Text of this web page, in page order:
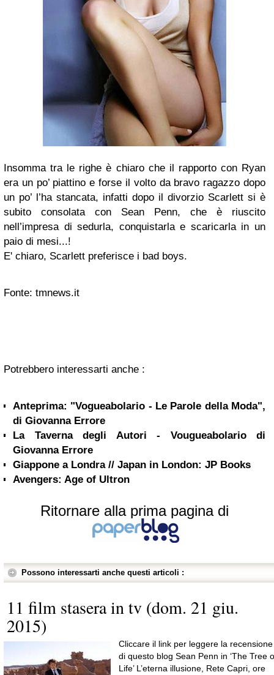
Insomma tra le righe è chiaro che il rapporto con Ryan
era un po’ piattino e forse il volto da bravo ragazzo dopo
un po’ l’ha stancata, infatti dopo il divorzio Scarlett si è
subito consolata con Sean Penn, che è riuscito
nell’impresa di sedurla, conquistarla e scaricarla in un
paio di mesi...!
E' chiaro, Scarlett preferisce i bad boys.
Fonte: tmnews.it
Potrebbero interessarti anche :
Anteprima: "Vogueabolario - Le Parole della Moda",
di Giovanna Errore
La Taverna degli Autori - Vougueabolario di
Giovanna Errore
Giappone a Londra // Japan in London: JP Books
Avengers: Age of Ultron
Ritornare alla prima pagina di
Possono interessarti anche questi articoli :
11 film stasera in tv (dom. 21 giu.
2015)
Cliccare il link per leggere la recensione
di questo blog Sean Penn in ‘The Tree
Life’ L’eterna illusione, Rete Capri, ore